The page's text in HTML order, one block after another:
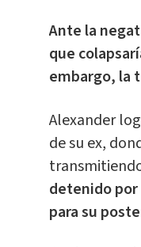
Ante la
que
embargo, la
Alexander
de su ex,
detenido
para su